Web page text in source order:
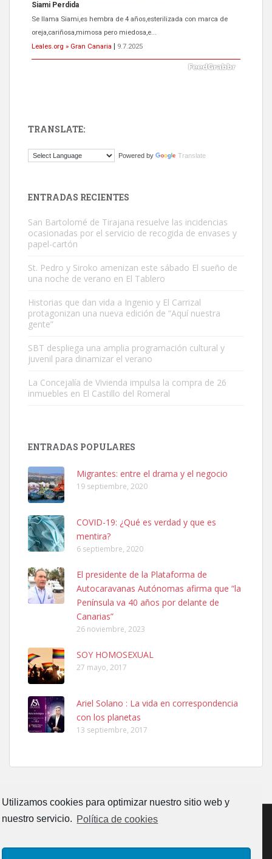
Utilizamos cookies para optimizar nuestro sitio web y
nuestro servicio. Política de cookies
ADOPCIÓN URGENTE GATA TEROR GRAN CANARIA
El ayuntamiento se va a llevar a Los Gatos callejeros de la zona los
próximos días, ella incluida...
Leales.org » Gran Canaria
9.7.2025
Este gato macho ha aparecido en la calle hace menos de un mes,
Busco adopción responsable para mi perra. Pastor alemán,
hembra, 4 años. Por motivos personales ...
Leales.org » Gran Canaria
Leales.org » Gran Canaria
Ninfa perdida
El día 5 se los perdió una ninfa papillera, asustada tiene miedo a la
calle, se perdió por la zon...
Leales.org » Gran Canaria
6.7.2025
Adopcion
Busco casa de acogida para mi perrita ya que por temas de trabajo
no la puedo tener. Solo gente r...
Gata joven encontrada
TRANSLATE:
Powered by Translate
ENTRADAS RECIENTES
San Bartolomé de Tirajana resuelve las incidencias
ocasionadas por el servicio de recogida de envases y
papel-cartón
St. Pedro y Siroko amenizan este sábado El sueño de
una noche de verano en El Tablero
Historias que dan vida a Ingenio y El Carrizal
protagonizan una nueva edición de “Aquí nuestra
gente”
SBT despliega una amplia programación cultural y
juvenil para dinamizar el verano
La Concejalía de Vivienda impulsa la compra de 26
inmuebles en El Castillo del Romeral
ENTRADAS POPULARES
Migrantes: entre el drama y el negocio
19 septiembre, 2020
COVID-19: ¿Qué es verdad y que es
mentira?
6 septiembre, 2020
El presidente de la Plataforma de
Autocaravanas Autónomas afirma que “la
Península va 40 años por delante de
Canarias”
26 noviembre, 2023
SOY HOMOSEXUAL
27 mayo, 2017
Ariel Solano : La vida en correspondencia
con los planetas
13 septiembre, 2017